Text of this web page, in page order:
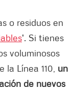
o residuos en
'. Si tienes
voluminosos
Línea 110, un
de nuevos